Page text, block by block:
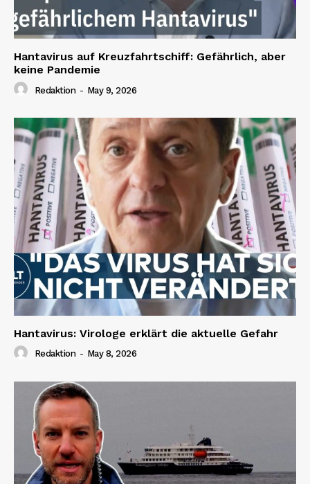
Hantavirus auf Kreuzfahrtschiff: Gefährlich, aber
keine Pandemie
Redaktion - May 9, 2026
Hantavirus: Virologe erklärt die aktuelle Gefahr
Redaktion - May 8, 2026